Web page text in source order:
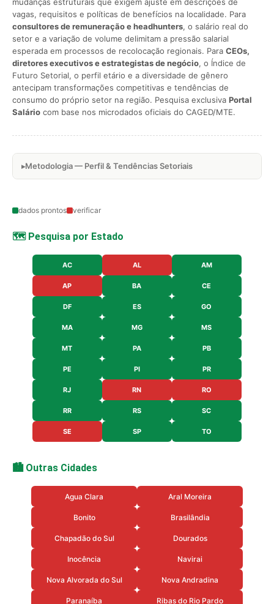
vagas, requisitos e políticas de benefícios na localidade. Para
consultores de remuneração e headhunters, o salário real do
setor e a variação de volume delimitam a pressão salarial
esperada em processos de recolocação regionais. Para CEOs,
diretores executivos e estrategistas de negócio, o Índice de
Futuro Setorial, o perfil etário e a diversidade de gênero
antecipam transformações competitivas e tendências de
consumo do próprio setor na região. Pesquisa exclusiva Portal
Salário com base nos microdados oficiais do CAGED/MTE.
Metodologia — Perfil & Tendências Setoriais
dados prontos verificar
🗺️ Pesquisa por Estado
AC AL AM
AP BA CE
DF ES GO
MA MG MS
MT PA PB
PE PI PR
RJ RN RO
RR RS SC
SE SP TO
🏙️ Outras Cidades
Agua Clara Aral Moreira
Bonito Brasilândia
Chapadão do Sul Dourados
Inocência Navirai
Nova Alvorada do Sul Nova Andradina
Paranaíba Ribas do Rio Pardo